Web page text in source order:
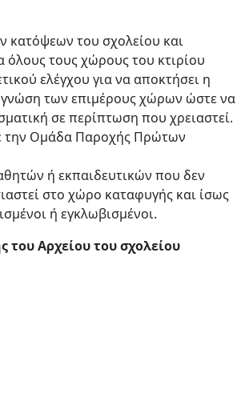
κατόψεων του σχολείου και
όλους τους χώρους του κτιρίου
ελέγχου για να αποκτήσει η
των επιμέρους χώρων ώστε να
σε περίπτωση που χρειαστεί.
την Ομάδα Παροχής Πρώτων
ή εκπαιδευτικών που δεν
στο χώρο καταφυγής και ίσως
ή εγκλωβισμένοι.
του Αρχείου του σχολείου